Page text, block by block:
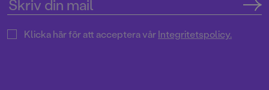
Klicka här för att acceptera vårIntegritetspolicy.